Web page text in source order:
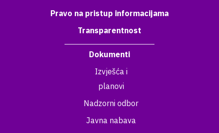
Pravo na pristup informacijama
Transparentnost
Dokumenti
Izvješća i
planovi
Nadzorni odbor
Javna nabava